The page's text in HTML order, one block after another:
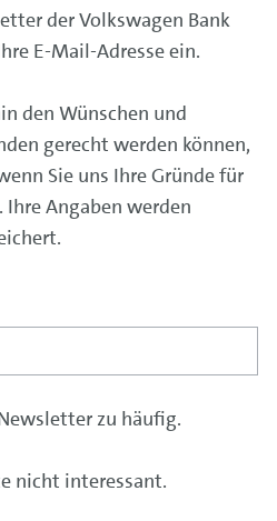
der Volkswagen Bank
E-Mail-Adresse ein.
den Wünschen und
gerecht werden können,
Sie uns Ihre Gründe für
Angaben werden
zu häufig.
nicht interessant.